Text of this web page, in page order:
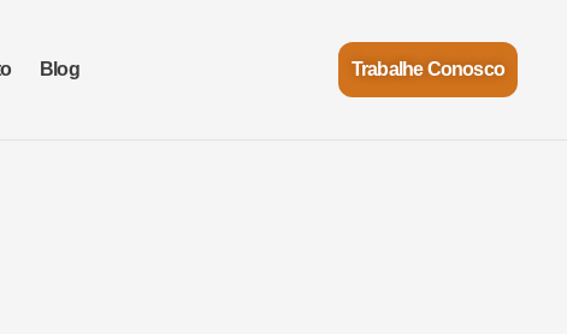
Blog Trabalhe Conosco